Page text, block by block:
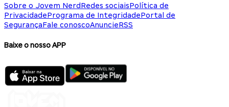
Sobre o Jovem NerdRedes sociaisPolítica de
PrivacidadePrograma de IntegridadePortal de
SegurançaFale conoscoAnuncieRSS
Baixe o nosso APP